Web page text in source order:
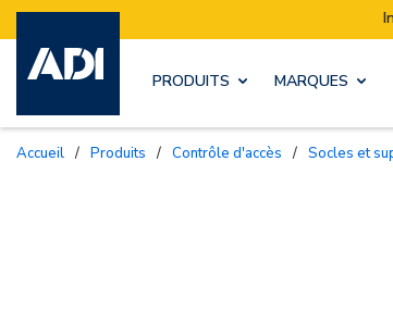
Information | Déménagement de
PRODUITS MARQUES
Accueil / Produits / Contrôle d'accès / Socles et